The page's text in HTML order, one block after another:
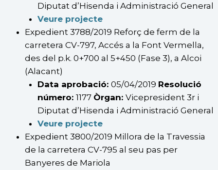
Diputat d’Hisenda i Administració General
Veure projecte
Expedient 3788/2019 Reforç de ferm de la
carretera CV-797, Accés a la Font Vermella,
des del p.k. 0+700 al 5+450 (Fase 3), a Alcoi
(Alacant)
Data aprobació: 05/04/2019 Resolució
número: 1177 Òrgan: Vicepresident 3r i
Diputat d’Hisenda i Administració General
Veure projecte
Expedient 3800/2019 Millora de la Travessia
de la carretera CV-795 al seu pas per
Banyeres de Mariola